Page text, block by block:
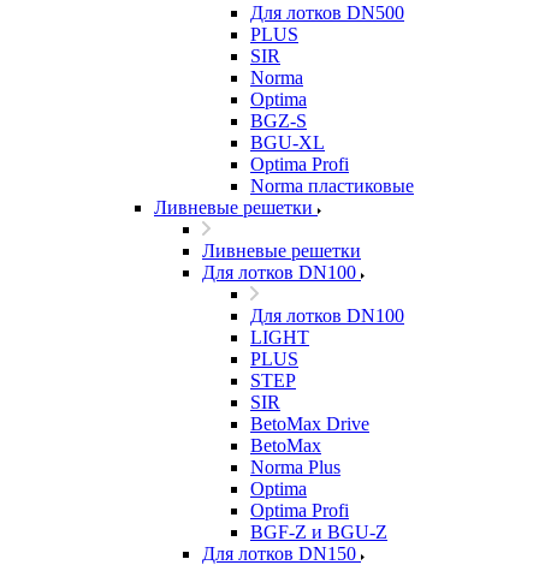
Для лотков DN500
PLUS
SIR
Norma
Optima
BGZ-S
BGU-XL
Optima Profi
Norma пластиковые
Ливневые решетки
Ливневые решетки
Для лотков DN100
Для лотков DN100
LIGHT
PLUS
STEP
SIR
BetoMax Drive
BetoMax
Norma Plus
Optima
Optima Profi
BGF-Z и BGU-Z
Для лотков DN150